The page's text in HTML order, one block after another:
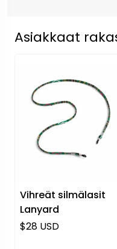
Asiakkaat
Vihreät silmälasit
Lanyard
Normaali hinta
$28 USD